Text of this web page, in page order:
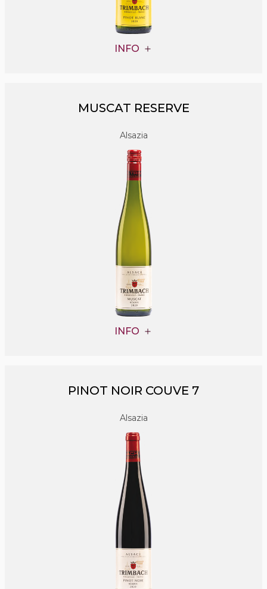
INFO
MUSCAT RESERVE
Alsazia
INFO
PINOT NOIR COUVE 7
Alsazia